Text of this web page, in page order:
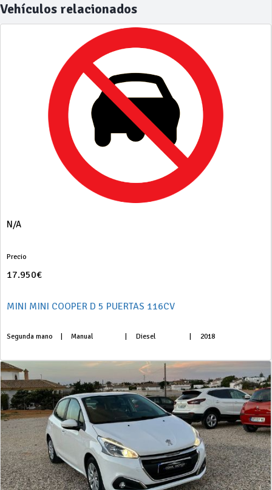
Vehículos relacionados
N/A
Precio
17.950€
MINI MINI COOPER D 5 PUERTAS 116CV
Segunda mano Manual Diesel 2018